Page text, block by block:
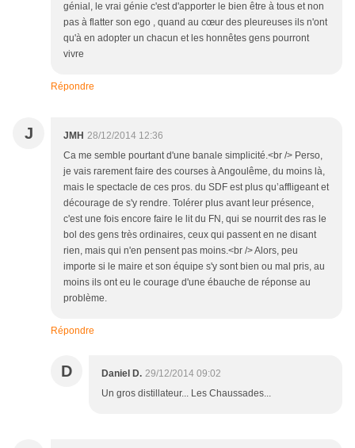
génial, le vrai génie c'est d'apporter le bien être à tous et non
pas à flatter son ego , quand au cœur des pleureuses ils n'ont
qu'à en adopter un chacun et les honnêtes gens pourront
vivre
Répondre
J JMH 28/12/2014 12:36
Ca me semble pourtant d'une banale simplicité.<br /> Perso,
je vais rarement faire des courses à Angoulême, du moins là,
mais le spectacle de ces pros. du SDF est plus qu’affligeant et
décourage de s'y rendre. Tolérer plus avant leur présence,
c'est une fois encore faire le lit du FN, qui se nourrit des ras le
bol des gens très ordinaires, ceux qui passent en ne disant
rien, mais qui n'en pensent pas moins.<br /> Alors, peu
importe si le maire et son équipe s'y sont bien ou mal pris, au
moins ils ont eu le courage d'une ébauche de réponse au
problème.
Répondre
D Daniel D. 29/12/2014 09:02
Un gros distillateur... Les Chaussades...